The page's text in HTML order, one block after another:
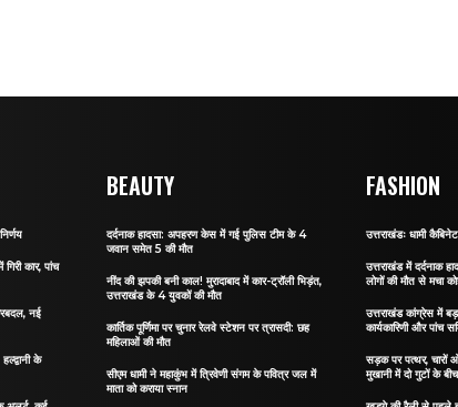
कार, पांच
नई
के
BEAUTY
दर्दनाक हादसा: अपहरण केस में गई पुलिस टीम के 4
जवान समेत 5 की मौत
नींद की झपकी बनी काल! मुरादाबाद में कार-ट्रॉली भिड़ंत,
उत्तराखंड के 4 युवकों की मौत
कार्तिक पूर्णिमा पर चुनार रेलवे स्टेशन पर त्रासदी: छह
महिलाओं की मौत
सीएम धामी ने महाकुंभ में त्रिवेणी संगम के पवित्र जल में
माता को कराया स्नान
FASHION
उत्तराखंडः धामी
उत्तराखंड में दर्दनाक
लोगों की मौत से मचा
उत्तराखंड कांग्रेस में
कार्यकारिणी और पांच
सड़क पर पत्थर, चारों
मुखानी में दो गुटों के